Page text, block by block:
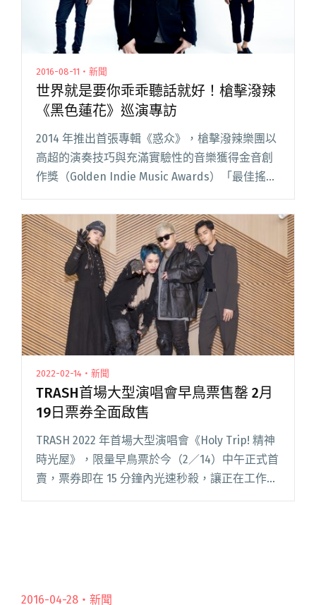
2016-08-11・新聞
世界就是要你乖乖聽話就好！槍擊潑辣
《黑色蓮花》巡演專訪
2014 年推出首張專輯《惑众》，槍擊潑辣樂團以
高超的演奏技巧與充滿實驗性的音樂獲得金音創
作獎（Golden Indie Music Awards）「最佳搖滾
樂團推出新專輯《黑色蓮花》，8/13 即閱讀全文
"世界就是要你乖乖聽話就好！槍擊潑辣《黑色蓮
花》巡演專訪"
2022-02-14・新聞
TRASH首場大型演唱會早鳥票售罄 2月
19日票券全面啟售
TRASH 2022 年首場大型演唱會《Holy Trip! 精神
時光屋》，限量早鳥票於今（2／14）中午正式首
賣，票券即在 15 分鐘內光速秒殺，讓正在工作中
的團員們又驚又喜！而 TRASH《Holy Trip! 精神
2016-04-28・ 新聞